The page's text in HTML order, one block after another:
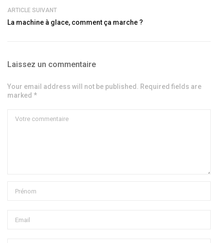
ARTICLE SUIVANT
La machine à glace, comment ça marche ?
Laissez un commentaire
Your email address will not be published. Required fields are
marked *